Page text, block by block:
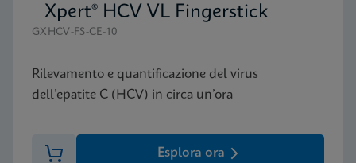
Xpert® HCV VL Fingerstick
GXHCV-FS-CE-10
Rilevamento e quantificazione del virus
dell’epatite C (HCV) in circa un’ora
Esplora ora